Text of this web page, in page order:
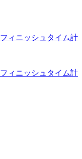
フィニッシュタイム計
フィニッシュタイム計